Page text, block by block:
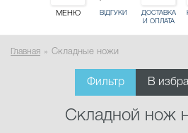
МЕНЮ ВІДГУКИ
ДОСТАВКА
И ОПЛАТА
Главная Складные ножи
Фильтр В
Складной нож